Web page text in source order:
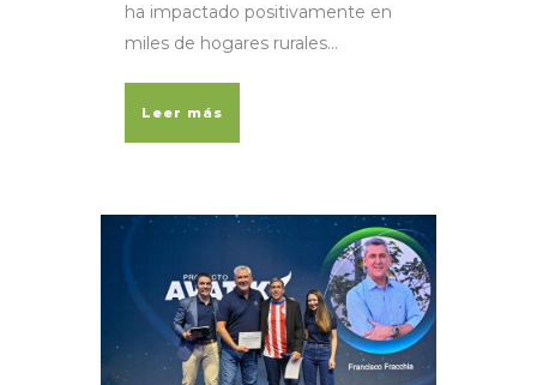
ha impactado positivamente en
miles de hogares rurales...
Leer más